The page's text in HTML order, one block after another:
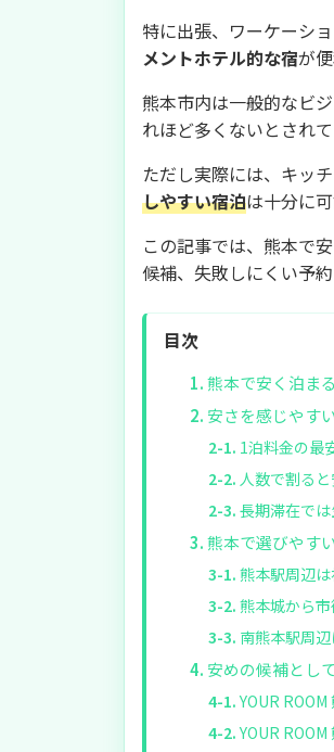
特に出張、ワーケーシ
メントホテル的な宿が便
熊本市内は一般的なビ
れほど多くないとされて
ただし実際には、キッ
しやすい宿泊は十分に可
この記事では、熊本で
候補、失敗しにくい予
目次
熊本で安く泊ま
安さを感じやす
1泊料金の最
人数で割る
長期滞在で
熊本で選びやす
熊本駅周辺
熊本城から
南熊本駅周
安めの候補とし
YOUR
YOUR ROOM